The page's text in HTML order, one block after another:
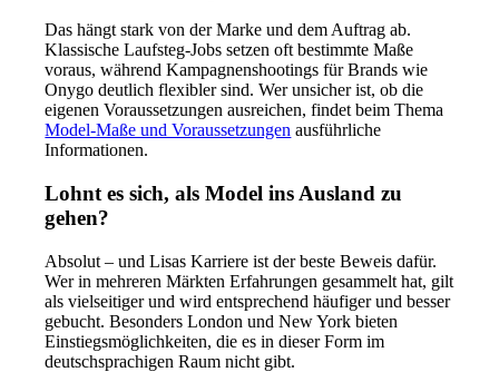
Das hängt stark von der Marke und dem Auftrag ab.
Klassische Laufsteg-Jobs setzen oft bestimmte Maße
voraus, während Kampagnenshootings für Brands wie
Onygo deutlich flexibler sind. Wer unsicher ist, ob die
eigenen Voraussetzungen ausreichen, findet beim Thema
Model-Maße und Voraussetzungen ausführliche
Informationen.
Lohnt es sich, als Model ins Ausland zu
gehen?
Absolut – und Lisas Karriere ist der beste Beweis dafür.
Wer in mehreren Märkten Erfahrungen gesammelt hat, gilt
als vielseitiger und wird entsprechend häufiger und besser
gebucht. Besonders London und New York bieten
Einstiegsmöglichkeiten, die es in dieser Form im
deutschsprachigen Raum nicht gibt.